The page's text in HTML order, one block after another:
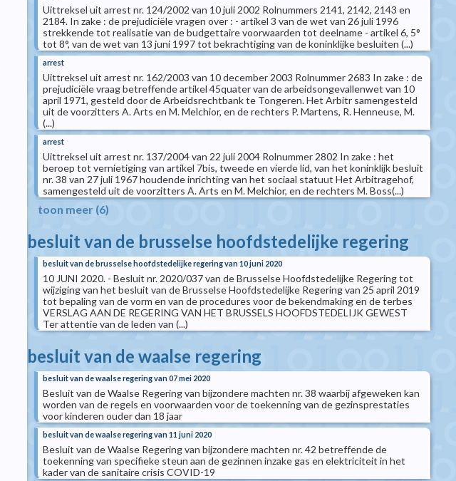
Uittreksel uit arrest nr. 124/2002 van 10 juli 2002 Rolnummers 2141, 2142, 2143 en
2184. In zake : de prejudiciële vragen over : - artikel 3 van de wet van 26 juli 1996
strekkende tot realisatie van de budgettaire voorwaarden tot deelname - artikel 6, 5°
tot 8°, van de wet van 13 juni 1997 tot bekrachtiging van de koninklijke besluiten (...)
arrest
Uittreksel uit arrest nr. 162/2003 van 10 december 2003 Rolnummer 2683 In zake : de
prejudiciële vraag betreffende artikel 45quater van de arbeidsongevallenwet van 10
april 1971, gesteld door de Arbeidsrechtbank te Tongeren. Het Arbitr samengesteld
uit de voorzitters A. Arts en M. Melchior, en de rechters P. Martens, R. Henneuse, M.
(...)
arrest
Uittreksel uit arrest nr. 137/2004 van 22 juli 2004 Rolnummer 2802 In zake : het
beroep tot vernietiging van artikel 7bis, tweede en vierde lid, van het koninklijk besluit
nr. 38 van 27 juli 1967 houdende inrichting van het sociaal statuut Het Arbitragehof,
samengesteld uit de voorzitters A. Arts en M. Melchior, en de rechters M. Boss(...)
toon meer (6)
besluit van de brusselse hoofdstedelijke regering
besluit van de brusselse hoofdstedelijke regering van 10 juni 2020
10 JUNI 2020. - Besluit nr. 2020/037 van de Brusselse Hoofdstedelijke Regering tot
wijziging van het besluit van de Brusselse Hoofdstedelijke Regering van 25 april 2019
tot bepaling van de vorm en van de procedures voor de bekendmaking en de terbes
VERSLAG AAN DE REGERING VAN HET BRUSSELS HOOFDSTEDELIJK GEWEST
Ter attentie van de leden van (...)
besluit van de waalse regering
besluit van de waalse regering van 07 mei 2020
Besluit van de Waalse Regering van bijzondere machten nr. 38 waarbij afgeweken kan
worden van de regels en voorwaarden voor de toekenning van de gezinsprestaties
voor kinderen ouder dan 18 jaar
besluit van de waalse regering van 11 juni 2020
Besluit van de Waalse Regering van bijzondere machten nr. 42 betreffende de
toekenning van specifieke steun aan de gezinnen inzake gas en elektriciteit in het
kader van de sanitaire crisis COVID-19